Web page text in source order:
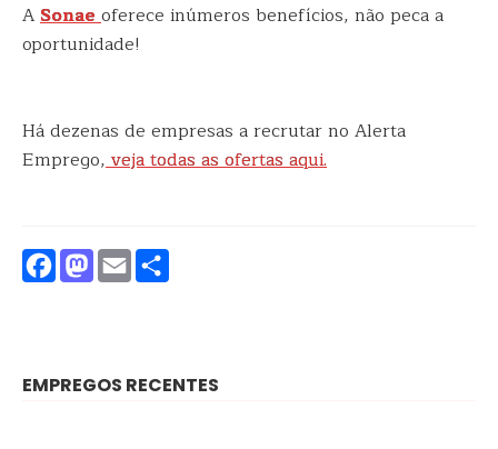
ASonaeoferece inúmeros benefícios, não peca a
oportunidade!
Há dezenas de empresas a recrutar no Alerta
Emprego,veja todas as ofertas aqui.
Facebook
Mastodon
Email
EMPREGOS RECENTES